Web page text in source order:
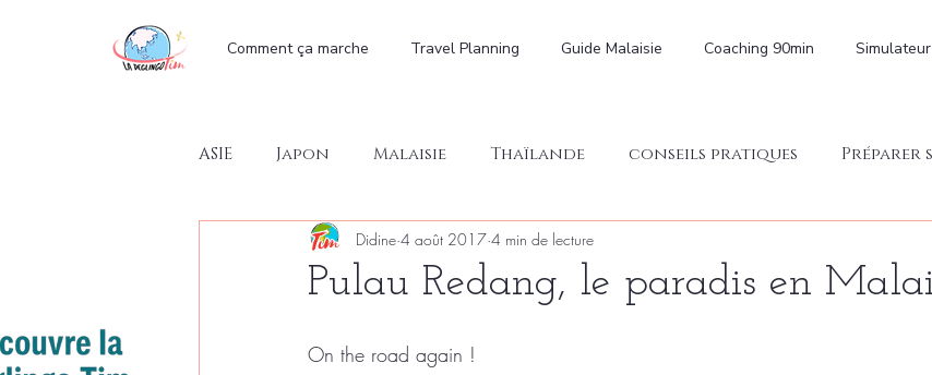
Comment ça marche Travel Planning Guide Malaisie Coaching 90min
ASIE Japon Malaisie Thaïlande conseils pratiques Préparer
Pulau Redang, le paradis en
Didine 4 août 2017 4 min de lecture
On the road again !